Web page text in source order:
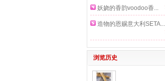
妖娆的香韵voodoo香...
造物的恩赐意大利SETA...
浏览历史